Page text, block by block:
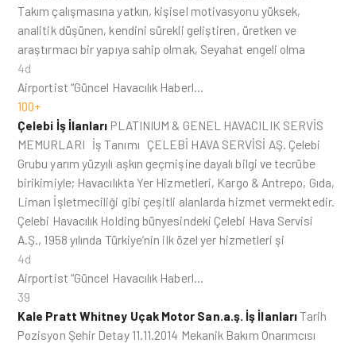
Takım çalışmasına yatkın, kişisel motivasyonu yüksek,
analitik düşünen, kendini sürekli geliştiren, üretken ve
araştırmacı bir yapıya sahip olmak, Seyahat engeli olma
4d
Airportist “Güncel Havacılık Haberl…
100+
Çelebi İş İlanları PLATINIUM & GENEL HAVACILIK SERVİS
MEMURLARI İş Tanımı ÇELEBİ HAVA SERVİSİ AŞ. Çelebi
Grubu yarım yüzyılı aşkın geçmişine dayalı bilgi ve tecrübe
birikimiyle; Havacılıkta Yer Hizmetleri, Kargo & Antrepo, Gıda,
Liman İşletmeciliği gibi çeşitli alanlarda hizmet vermektedir.
Çelebi Havacılık Holding bünyesindeki Çelebi Hava Servisi
A.Ş., 1958 yılında Türkiye’nin ilk özel yer hizmetleri şi
4d
Airportist “Güncel Havacılık Haberl…
39
Kale Pratt Whitney Uçak Motor San.a.ş. İş İlanlarıTarih
Pozisyon Şehir Detay 11.11.2014 Mekanik Bakım Onarımcısı